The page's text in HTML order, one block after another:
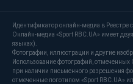
Идентификатор онлайн-медиа в Реестре
Онлайн-медиа «Sport RBC.UA» имеет
языках).
Фотографии, иллюстрации и другие
Использование фотографий, отмеченных
при наличии письменного разрешения
отмеченные логотипом «Sport RBC.UA»